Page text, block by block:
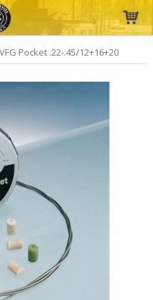
i varukorgen
VFG Pocket .22-.45/12+16+20